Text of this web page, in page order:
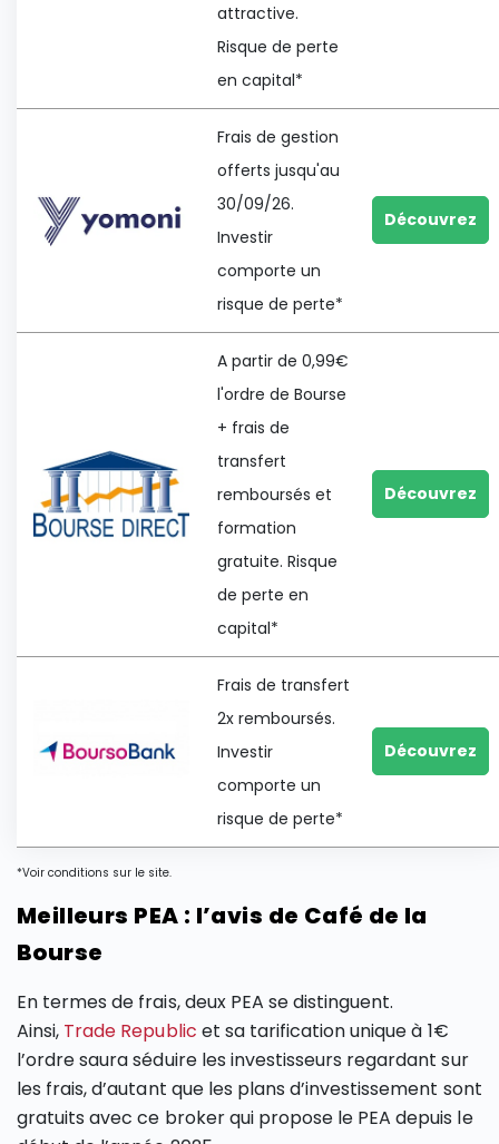
attractive.
Risque de perte
en capital*
Frais de gestion
offerts jusqu'au
30/09/26.
Investir
comporte un
risque de perte*
Découvrez
A partir de 0,99€
l'ordre de Bourse
+ frais de
transfert
remboursés et
formation
gratuite. Risque
de perte en
capital*
Découvrez
Frais de transfert
2x remboursés.
Investir
comporte un
risque de perte*
Découvrez
*Voir conditions sur le site.
Meilleurs PEA : l’avis de Café de la
Bourse
En termes de frais, deux PEA se distinguent.
Ainsi, Trade Republic et sa tarification unique à 1€
l’ordre saura séduire les investisseurs regardant sur
les frais, d’autant que les plans d’investissement sont
gratuits avec ce broker qui propose le PEA depuis le